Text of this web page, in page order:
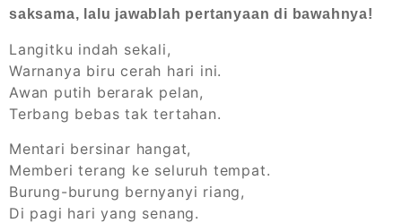
saksama, lalu jawablah pertanyaan di bawahnya!
Langitku indah sekali,
Warnanya biru cerah hari ini.
Awan putih berarak pelan,
Terbang bebas tak tertahan.
Mentari bersinar hangat,
Memberi terang ke seluruh tempat.
Burung-burung bernyanyi riang,
Di pagi hari yang senang.